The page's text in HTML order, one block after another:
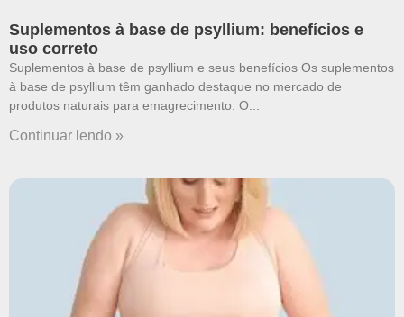
Suplementos à base de psyllium: benefícios e
uso correto
Suplementos à base de psyllium e seus benefícios Os suplementos
à base de psyllium têm ganhado destaque no mercado de
produtos naturais para emagrecimento. O
Continuar lendo »